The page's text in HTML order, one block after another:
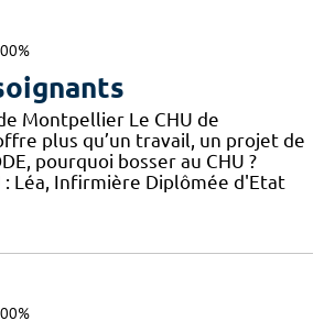
Montpellier Le CHU de
plus qu’un travail, un projet de
pourquoi bosser au CHU ?
: Léa, Infirmière Diplômée d'Etat